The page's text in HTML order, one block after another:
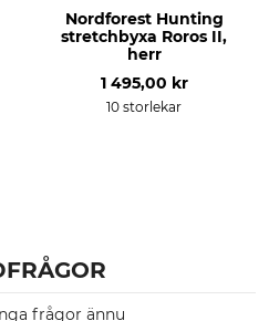
Professionell textilvård
Professionell torrengöring,
Egenskaper
Vinter
Miljö
Nordforest Hunting
stretchbyxa Roros II,
herr
1 495,00 kr
10 storlekar
frågor ännu